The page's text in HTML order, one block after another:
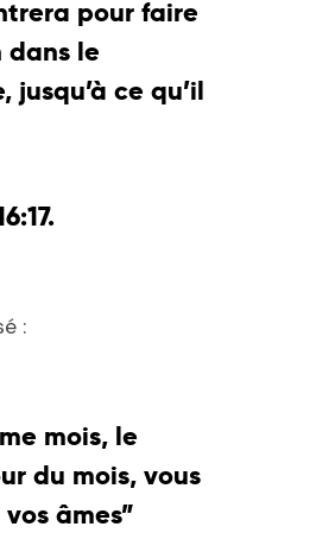
pour faire
dans le
jusqu’à ce qu’il
:
mois, le
du mois, vous
âmes”